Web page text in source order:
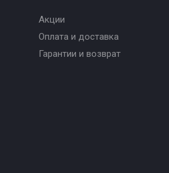
Акции
Оплата и доставка
Гарантии и возврат